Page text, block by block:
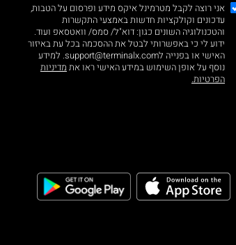
אני רוצה לקבל מטרמינל איקס מידע ופרסום על הטבות,
עדכונים וקולקציות חדשות באמצעי התקשרות
והטכנולוגיה השונים כגון: דוא"ל/ סמס/ וואטסאפ ועוד.
ידוע לי כי באפשרותי לבטל את ההסכמה בכל עת באיזור
האישי או בפנייה לsupport@terminalx.com. למידע
נוסף על אופן השימוש במידע האישי ראו את מדיניות
הפרטיות.